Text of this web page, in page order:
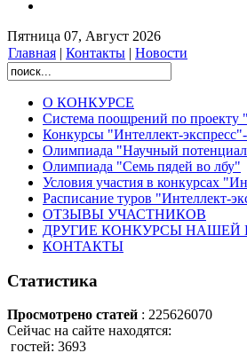
Пятница 07, Август 2026
Главная | Контакты | Новости
О КОНКУРСЕ
Система поощрений по проекту
Конкурсы "Интеллект-
Олимпиада "Научный
Олимпиада "Семь пядей во лбу"
Условия участия в конкурсах
Расписание туров "Интеллект-
ОТЗЫВЫ УЧАСТНИКОВ
ДРУГИЕ КОНКУРСЫ НАШЕЙ
КОНТАКТЫ
Статистика
Просмотрено статей : 225626070
Сейчас на сайте находятся:
гостей: 3693